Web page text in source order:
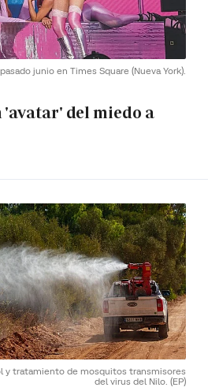
junio en Times Square (Nueva York).
'avatar' del miedo a
y tratamiento de mosquitos transmisores
del virus del Nilo. (EP)